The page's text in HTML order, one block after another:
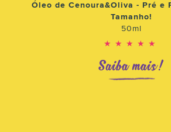
Óleo de Cenoura&Oliva - Pré e
Tamanho!
50ml
★★★★★
Saiba mais!